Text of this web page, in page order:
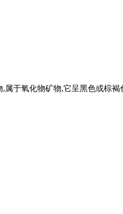
于氧化物矿物,它呈黑色或棕